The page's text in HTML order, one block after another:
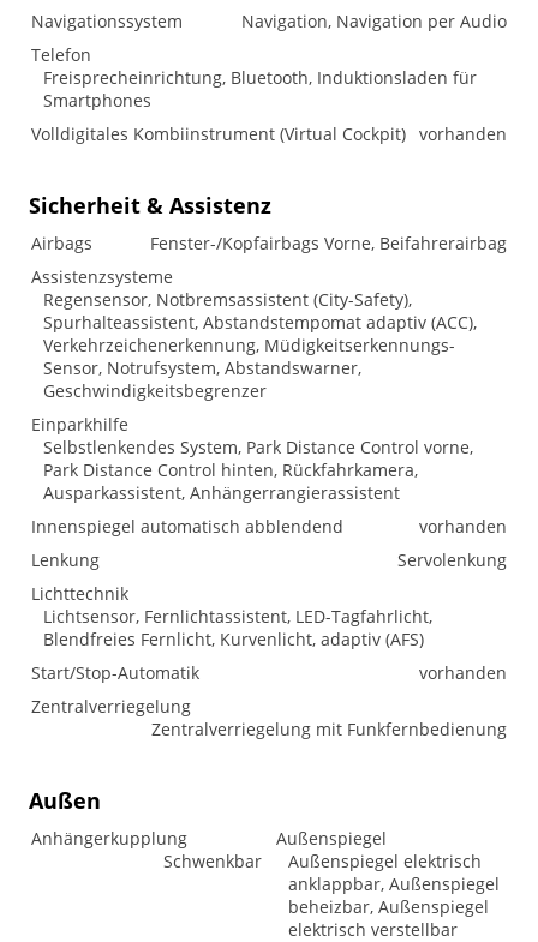
Navigationssystem
Navigation, Navigation per Audio
Telefon
Freisprecheinrichtung, Bluetooth, Induktionsladen für
Smartphones
Volldigitales Kombiinstrument (Virtual Cockpit) vorhanden
Sicherheit & Assistenz
Airbags
Fenster-/Kopfairbags Vorne, Beifahrerairbag
Assistenzsysteme
Regensensor, Notbremsassistent (City-Safety),
Spurhalteassistent, Abstandstempomat adaptiv (ACC),
Verkehrzeichenerkennung, Müdigkeitserkennungs-
Sensor, Notrufsystem, Abstandswarner,
Geschwindigkeitsbegrenzer
Einparkhilfe
Selbstlenkendes System, Park Distance Control vorne,
Park Distance Control hinten, Rückfahrkamera,
Ausparkassistent, Anhängerrangierassistent
Innenspiegel automatisch abblendend
vorhanden
Lenkung
Servolenkung
Lichttechnik
Lichtsensor, Fernlichtassistent, LED-Tagfahrlicht,
Blendfreies Fernlicht, Kurvenlicht, adaptiv (AFS)
Start/Stop-Automatik
vorhanden
Zentralverriegelung
Zentralverriegelung mit Funkfernbedienung
Außen
Anhängerkupplung
Schwenkbar
Außenspiegel
Außenspiegel elektrisch
anklappbar, Außenspiegel
beheizbar, Außenspiegel
elektrisch verstellbar